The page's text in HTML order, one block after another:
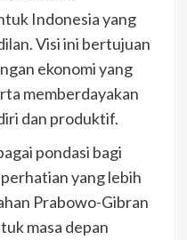
Indonesia yang
Visi ini bertujuan
ekonomi yang
memberdayakan
dan produktif.
pondasi bagi
yang lebih
Prabowo-Gibran
masa depan